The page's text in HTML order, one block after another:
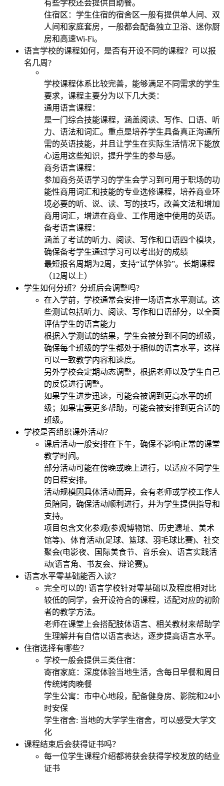
有些学校还会提供自助餐。
住宿区：学生住宿的宿舍区一般有提供单人间、双
人间和家庭套房，一般都会配备独立卫浴、迷你厨
房和高速Wi-Fi。
语言学校的课程如何，是否有开设不同的课程？可以报
名几周?
学校课程体系比较完善，能够满足不同需求的学生
要求，课程主要分为以下几大类：
通用语言课程：
是一门综合技能课程，涵盖阅读、写作、口语、听
力、语法和词汇。重点是培养学生具备真正沟通所
需的英语技能，并且让学生在实际生活情况下能放
心运用这些知识，提升学生的参与感。
商务语言课程：
参加商务英语学习的学生会学习到可用于职场的功
能性商用词汇和技能的专业选修课程，培养商业环
境必要的听、说、读、写的技巧，改善文法和增加
商用词汇，增进在商业、工作用途中使用的英语。
备考语言课程：
涵盖了考试的听力、阅读、写作和口语四个模块，
确保备考学生通过学习可以考出好的成绩
最短报名周期为2周，支持“试学体验”。长期课程
（12周以上）
学生如何分班？分班后会调整吗?
在入学前，学校通常会安排一场语言水平测试。这
些测试包括听力、阅读、写作和口语部分，以全面
评估学生的语言能力
根据入学测试的结果，学生会被分到不同的班级，
确保每个班级的学生都处于相似的语言水平，这样
可以一致教学内容和速度。
另外学校会定期动态调整，根据老师以及学生自己
的反馈进行调整。
如果学生进步迅速，可能会被调到更高水平的班
级；如果需要更多帮助，可能会被安排到更合适的
班级。
学校是否组织课外活动？
课后活动一般安排在下午，确保不影响正常的课堂
教学时间。
部分活动可能在傍晚或晚上进行，以适应不同学生
的日程安排。
活动规模因具体活动而异，会有老师或学校工作人
员陪同，确保活动顺利进行，并为学生提供指导和
支持。
项目包含文化参观(参观博物馆、历史遗址、美术
馆等)、体育活动(足球、篮球、羽毛球比赛)、社交
聚会(电影夜、国际美食节、音乐会)、语言实践活
动(语言角、书友会、辩论赛)。
语言水平零基础能否入读？
完全可以的! 语言学校针对零基础以及程度相对比
较低的同学，会开设符合的课程，适配对应的初阶
者的教学方法。
老师在课堂上会搭配肢体语言、相关教材来帮助学
生理解并有自信以语言表达，逐步提高语言水平。
住宿选择有哪些？
学校一般会提供三类住宿：
寄宿家庭：深度体验当地生活，含每日早餐和周日
传统烤肉晚餐
学生公寓：市中心地段，配备健身房、影院和24小
时安保
学生宿舍: 当地的大学学生宿舍，可以感受大学文
化
课程结束后会获得证书吗？
每一位学生课程介绍都将获会获得学校发放的结业
证书